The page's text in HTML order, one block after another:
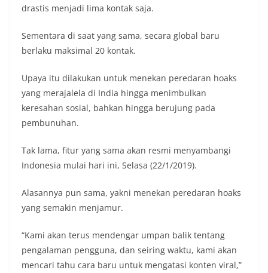
drastis menjadi lima kontak saja.
Sementara di saat yang sama, secara global baru
berlaku maksimal 20 kontak.
Upaya itu dilakukan untuk menekan peredaran hoaks
yang merajalela di India hingga menimbulkan
keresahan sosial, bahkan hingga berujung pada
pembunuhan.
Tak lama, fitur yang sama akan resmi menyambangi
Indonesia mulai hari ini, Selasa (22/1/2019).
Alasannya pun sama, yakni menekan peredaran hoaks
yang semakin menjamur.
“Kami akan terus mendengar umpan balik tentang
pengalaman pengguna, dan seiring waktu, kami akan
mencari tahu cara baru untuk mengatasi konten viral,”